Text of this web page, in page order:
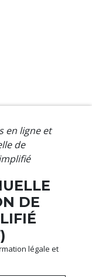
en ligne et
de
DE
légale et